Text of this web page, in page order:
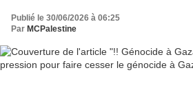
Publié le 30/06/2026 à 06:25
Par MCPalestine